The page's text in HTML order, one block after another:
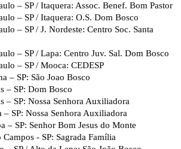
– SP / Itaquera: Assoc. Benef. Bom Pastor
– SP / Itaquera: O.S. Dom Bosco
– SP / J. Nordeste: Centro Soc. Santa
– SP / Lapa: Centro Juv. Sal. Dom Bosco
– SP / Mooca: CEDESP
– SP: São Joao Bosco
– SP: Dom Bosco
– SP: Nossa Senhora Auxiliadora
– SP: Nossa Senhora Auxiliadora
– SP: Senhor Bom Jesus do Monte
- SP: Sagrada Família